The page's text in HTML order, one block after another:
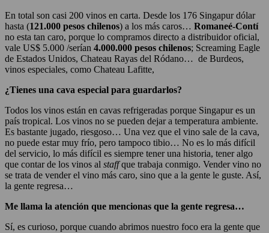
En total son casi 200 vinos en carta. Desde los 176 Singapur dólar
hasta (121.000 pesos chilenos) a los más caros… Romaneé-Contí
no esta tan caro, porque lo compramos directo a distribuidor oficial,
vale US$ 5.000 /serían 4.000.000 pesos chilenos; Screaming Eagle
de Estados Unidos, Chateau Rayas del Ródano… de Burdeos,
vinos especiales, como Chateau Lafitte,
¿Tienes una cava especial para guardarlos?
Todos los vinos están en cavas refrigeradas porque Singapur es un
país tropical. Los vinos no se pueden dejar a temperatura ambiente.
Es bastante jugado, riesgoso… Una vez que el vino sale de la cava,
no puede estar muy frío, pero tampoco tibio… No es lo más difícil
del servicio, lo más difícil es siempre tener una historia, tener algo
que contar de los vinos al staffque trabaja conmigo. Vender vino no
se trata de vender el vino más caro, sino que a la gente le guste. Así,
la gente regresa…
Me llama la atención que mencionas que la gente regresa…
Sí, es curioso, porque cuando abrimos nuestro foco era la gente que